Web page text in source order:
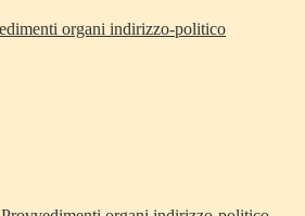
organi indirizzo-politico